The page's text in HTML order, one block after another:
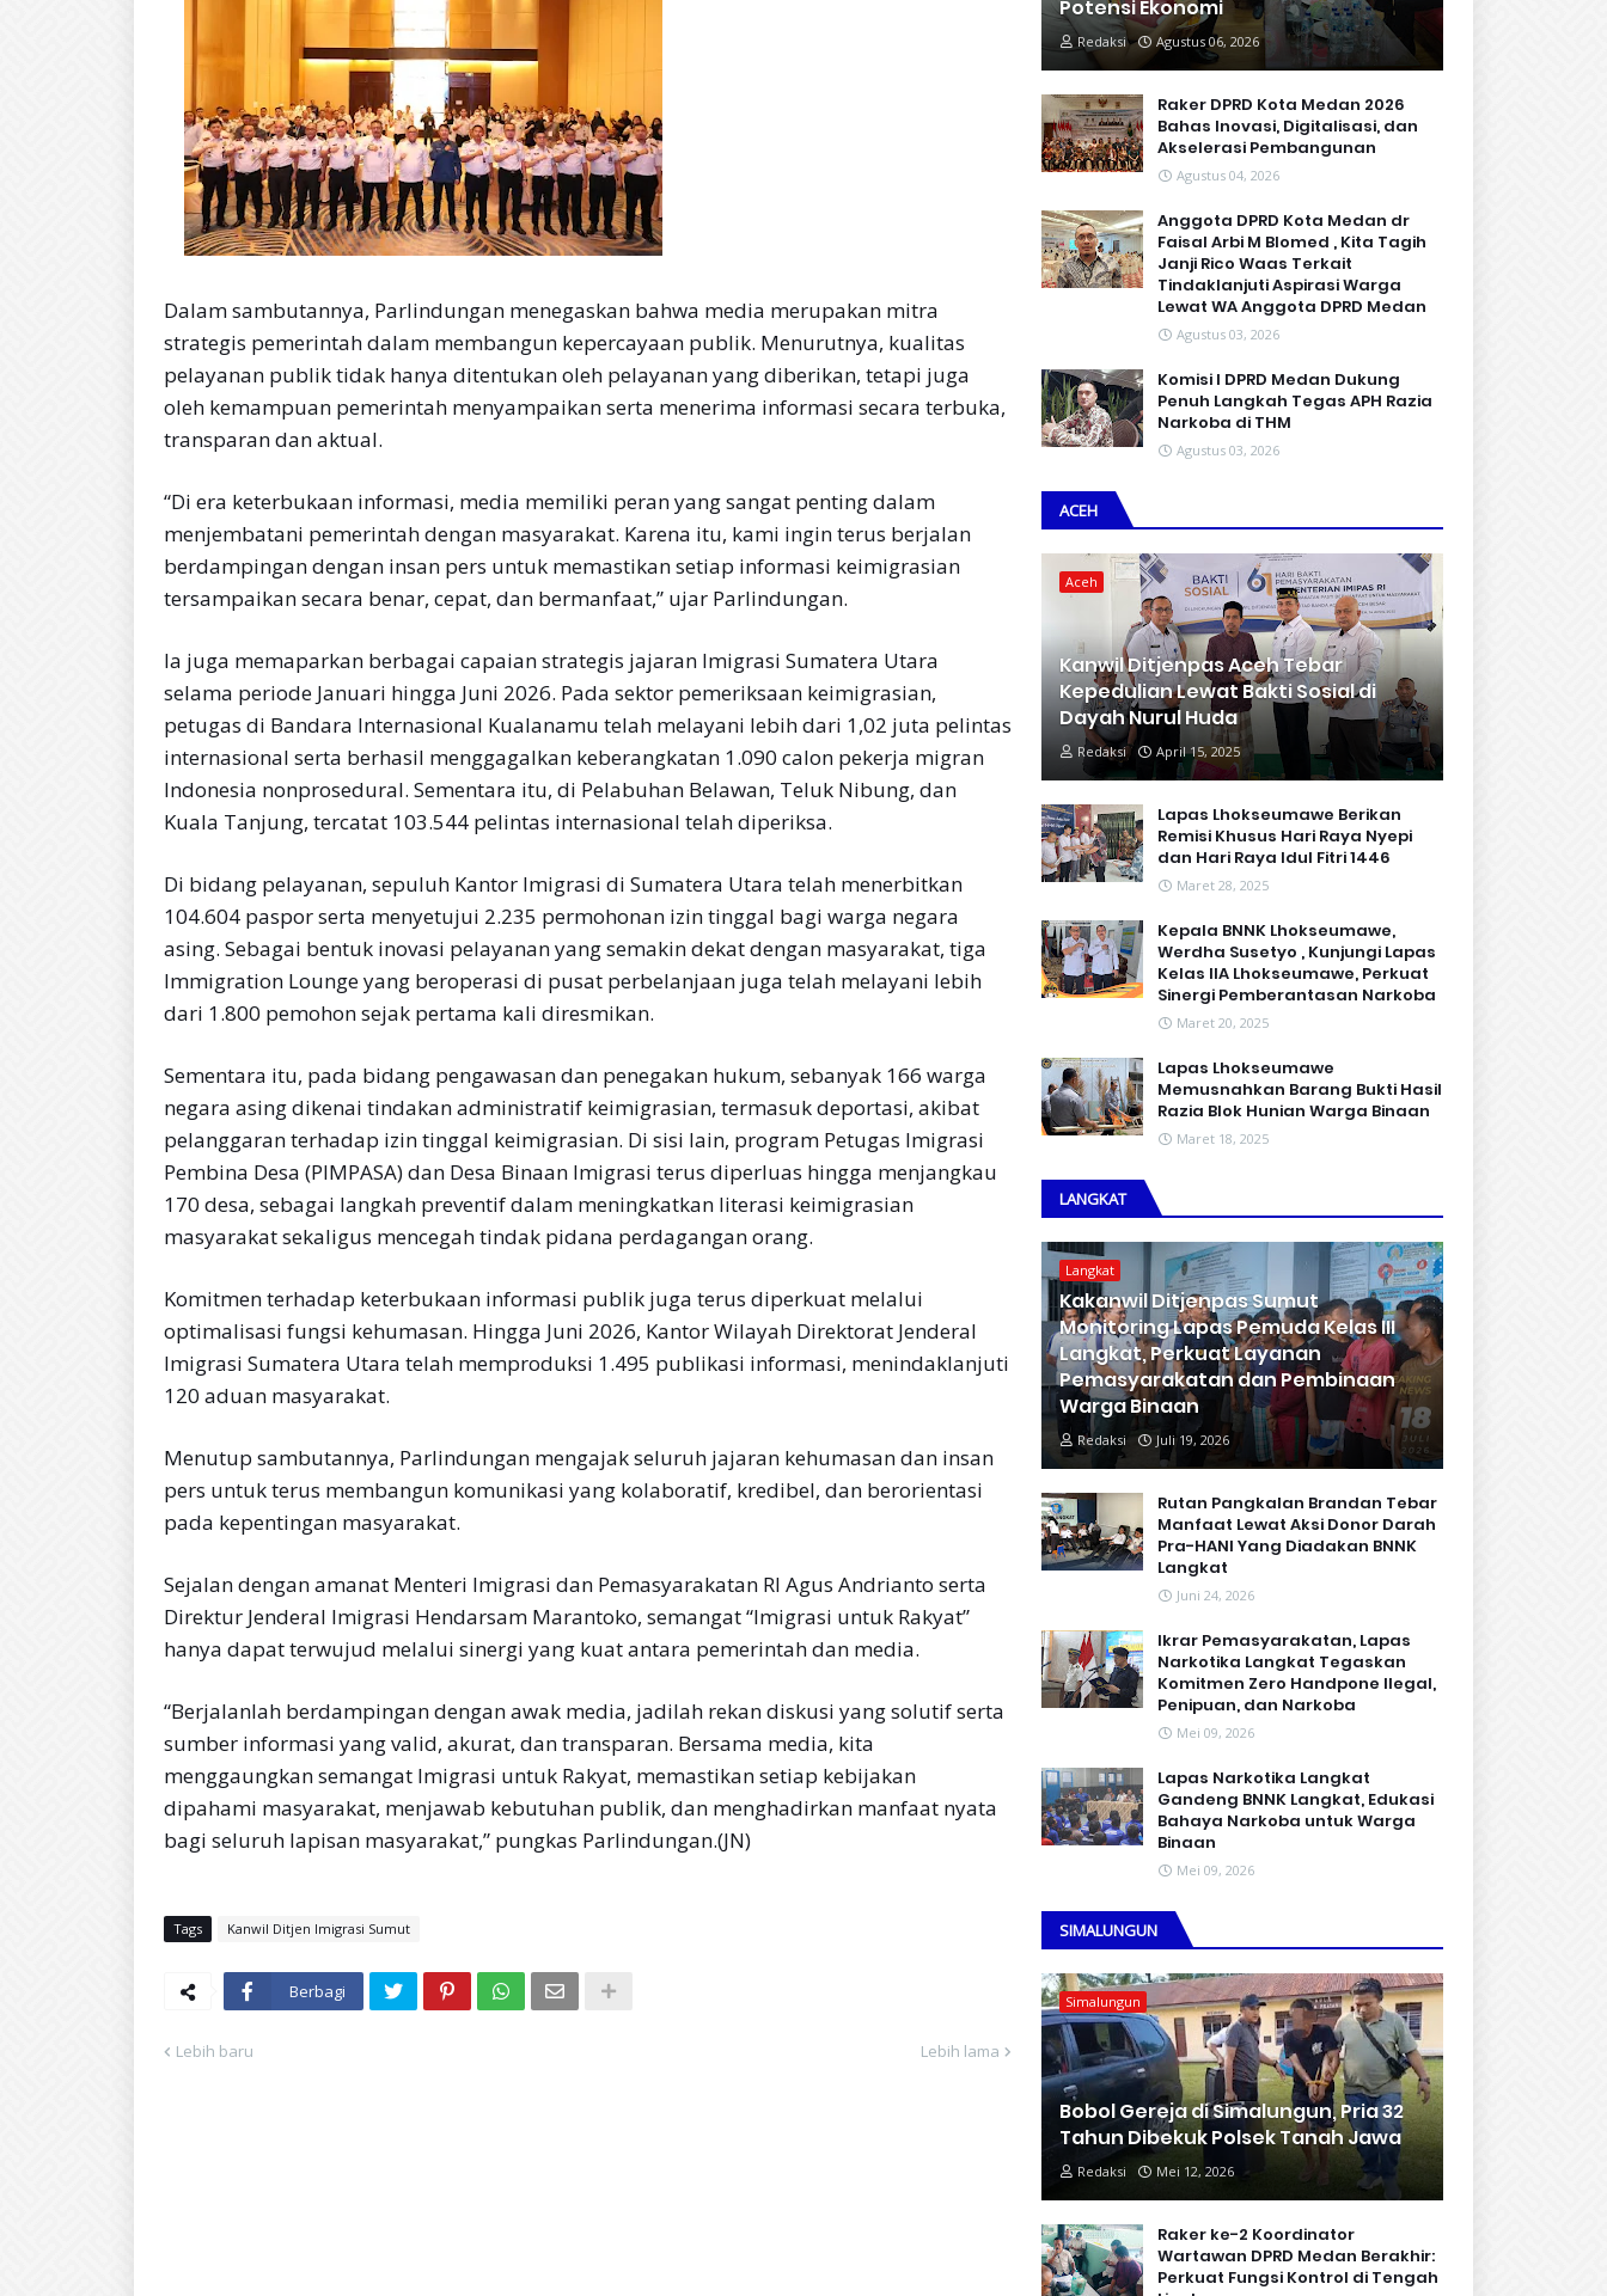
Dalam sambutannya, Parlindungan menegaskan bahwa media merupakan mitra
strategis pemerintah dalam membangun kepercayaan publik. Menurutnya, kualitas
pelayanan publik tidak hanya ditentukan oleh pelayanan yang diberikan, tetapi juga
oleh kemampuan pemerintah menyampaikan serta menerima informasi secara terbuka,
transparan dan aktual.
“Di era keterbukaan informasi, media memiliki peran yang sangat penting dalam
menjembatani pemerintah dengan masyarakat. Karena itu, kami ingin terus berjalan
berdampingan dengan insan pers untuk memastikan setiap informasi keimigrasian
tersampaikan secara benar, cepat, dan bermanfaat,” ujar Parlindungan.
Ia juga memaparkan berbagai capaian strategis jajaran Imigrasi Sumatera Utara
selama periode Januari hingga Juni 2026. Pada sektor pemeriksaan keimigrasian,
petugas di Bandara Internasional Kualanamu telah melayani lebih dari 1,02 juta pelintas
internasional serta berhasil menggagalkan keberangkatan 1.090 calon pekerja migran
Indonesia nonprosedural. Sementara itu, di Pelabuhan Belawan, Teluk Nibung, dan
Kuala Tanjung, tercatat 103.544 pelintas internasional telah diperiksa.
Di bidang pelayanan, sepuluh Kantor Imigrasi di Sumatera Utara telah menerbitkan
104.604 paspor serta menyetujui 2.235 permohonan izin tinggal bagi warga negara
asing. Sebagai bentuk inovasi pelayanan yang semakin dekat dengan masyarakat, tiga
Immigration Lounge yang beroperasi di pusat perbelanjaan juga telah melayani lebih
dari 1.800 pemohon sejak pertama kali diresmikan.
Sementara itu, pada bidang pengawasan dan penegakan hukum, sebanyak 166 warga
negara asing dikenai tindakan administratif keimigrasian, termasuk deportasi, akibat
pelanggaran terhadap izin tinggal keimigrasian. Di sisi lain, program Petugas Imigrasi
Pembina Desa (PIMPASA) dan Desa Binaan Imigrasi terus diperluas hingga menjangkau
170 desa, sebagai langkah preventif dalam meningkatkan literasi keimigrasian
masyarakat sekaligus mencegah tindak pidana perdagangan orang.
Komitmen terhadap keterbukaan informasi publik juga terus diperkuat melalui
optimalisasi fungsi kehumasan. Hingga Juni 2026, Kantor Wilayah Direktorat Jenderal
Imigrasi Sumatera Utara telah memproduksi 1.495 publikasi informasi, menindaklanjuti
120 aduan masyarakat.
Menutup sambutannya, Parlindungan mengajak seluruh jajaran kehumasan dan insan
pers untuk terus membangun komunikasi yang kolaboratif, kredibel, dan berorientasi
pada kepentingan masyarakat.
Sejalan dengan amanat Menteri Imigrasi dan Pemasyarakatan RI Agus Andrianto serta
Direktur Jenderal Imigrasi Hendarsam Marantoko, semangat “Imigrasi untuk Rakyat”
hanya dapat terwujud melalui sinergi yang kuat antara pemerintah dan media.
“Berjalanlah berdampingan dengan awak media, jadilah rekan diskusi yang solutif serta
sumber informasi yang valid, akurat, dan transparan. Bersama media, kita
menggaungkan semangat Imigrasi untuk Rakyat, memastikan setiap kebijakan
dipahami masyarakat, menjawab kebutuhan publik, dan menghadirkan manfaat nyata
bagi seluruh lapisan masyarakat,” pungkas Parlindungan.(JN)
Tags Kanwil Ditjen Imigrasi Sumut
Berbagi
Lebih baru Lebih lama
Potensi Ekonomi
Redaksi Agustus 06, 2026
Raker DPRD Kota Medan 2026
Bahas Inovasi, Digitalisasi, dan
Akselerasi Pembangunan
Agustus 04, 2026
Anggota DPRD Kota Medan dr
Faisal Arbi M Blomed , Kita Tagih
Janji Rico Waas Terkait
Tindaklanjuti Aspirasi Warga
Lewat WA Anggota DPRD Medan
Agustus 03, 2026
Komisi I DPRD Medan Dukung
Penuh Langkah Tegas APH Razia
Narkoba di THM
Agustus 03, 2026
ACEH
Aceh
Kanwil Ditjenpas Aceh Tebar
Kepedulian Lewat Bakti Sosial di
Dayah Nurul Huda
Redaksi April 15, 2025
Lapas Lhokseumawe Berikan
Remisi Khusus Hari Raya Nyepi
dan Hari Raya Idul Fitri 1446
Maret 28, 2025
Kepala BNNK Lhokseumawe,
Werdha Susetyo , Kunjungi Lapas
Kelas IIA Lhokseumawe, Perkuat
Sinergi Pemberantasan Narkoba
Maret 20, 2025
Lapas Lhokseumawe
Memusnahkan Barang Bukti Hasil
Razia Blok Hunian Warga Binaan
Maret 18, 2025
LANGKAT
Langkat
Kakanwil Ditjenpas Sumut
Monitoring Lapas Pemuda Kelas III
Langkat, Perkuat Layanan
Pemasyarakatan dan Pembinaan
Warga Binaan
Redaksi Juli 19, 2026
Rutan Pangkalan Brandan Tebar
Manfaat Lewat Aksi Donor Darah
Pra-HANI Yang Diadakan BNNK
Langkat
Juni 24, 2026
Ikrar Pemasyarakatan, Lapas
Narkotika Langkat Tegaskan
Komitmen Zero Handpone llegal,
Penipuan, dan Narkoba
Mei 09, 2026
Lapas Narkotika Langkat
Gandeng BNNK Langkat, Edukasi
Bahaya Narkoba untuk Warga
Binaan
Mei 09, 2026
SIMALUNGUN
Simalungun
Bobol Gereja di Simalungun, Pria 32
Tahun Dibekuk Polsek Tanah Jawa
Redaksi Mei 12, 2026
Raker ke-2 Koordinator
Wartawan DPRD Medan Berakhir:
Perkuat Fungsi Kontrol di Tengah